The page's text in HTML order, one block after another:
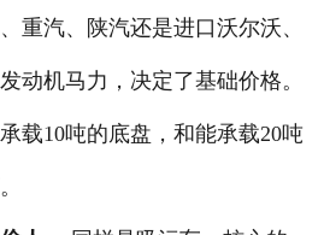
重汽、陕汽还是进口沃尔沃、
动机马力，决定了基础价格。
载10吨的底盘，和能承载20吨